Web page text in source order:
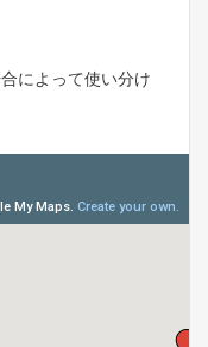
によって使い分け